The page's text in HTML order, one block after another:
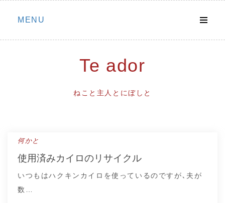
Skip
MENU
Te ador
ねこと主人とにぼしと
何かと
使用済みカイロのリサイクル
いつもはハクキンカイロを使っているのですが､夫が
数…